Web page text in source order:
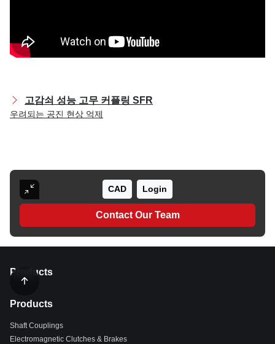
고감쇠 성능 고무 커플링 SFR
우려되는 공진 현상 억제
CAD Login
Contact Our Team
Products
Products
Shaft Couplings
Electromagnetic Clutches & Brakes